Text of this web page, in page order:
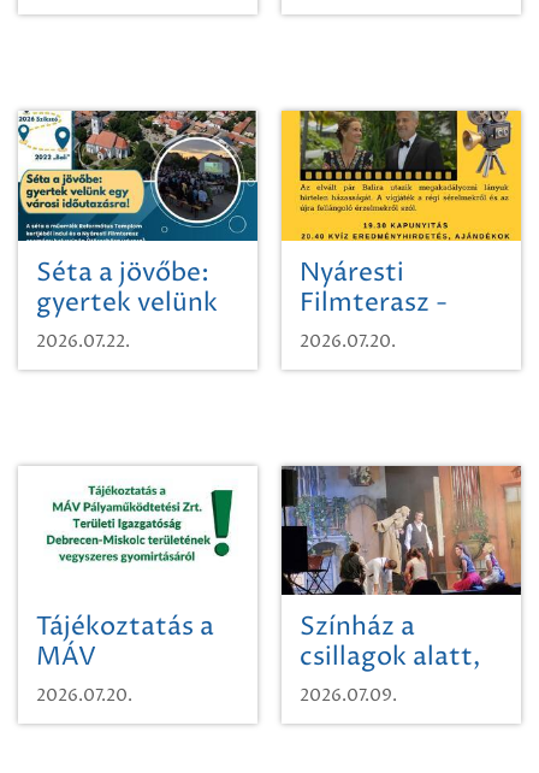
Séta a jövőbe:
gyertek velünk
egy városi
időutazásra!
2026.07.22.
Nyáresti
Filmterasz -
Beugró a
Paradicsomba
2026.07.20.
Tájékoztatás a
MÁV
Pályaműködtetési
Zrt. Területi
2026.07.20.
Színház a
csillagok alatt,
sikeres nyitány
Szikszón
2026.07.09.